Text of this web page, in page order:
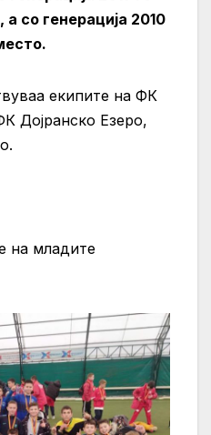
со генерација 2010
екипите на ФК
Дојранско Езеро,
на младите